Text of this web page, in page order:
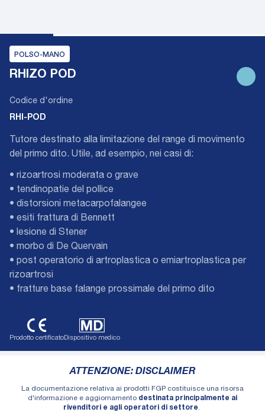
POLSO-MANO
RHIZO POD
Tutore destinato alla limitazione del range di movimento
del primo dito. Utile, ad esempio, nei casi di:
• rizoartrosi moderata o grave
• tendinopatie del pollice
• distorsioni metacarpofalangee
• esiti frattura di Bennett
• lesione di Stener
• morbo di De Quervain
• post operatorio di artroplastica o emiartroplastica per
rizoartrosi
• fratture base falange prossimale del primo dito
Codice d'ordine
RHI-POD
Prodotto certificatoDispositivo medico
ATTENZIONE: DISCLAIMER
La documentazione relativa ai prodotti FGP costituisce una risorsa
d'informazione e aggiornamento destinata principalmente ai
rivenditori e agli operatori di settore.